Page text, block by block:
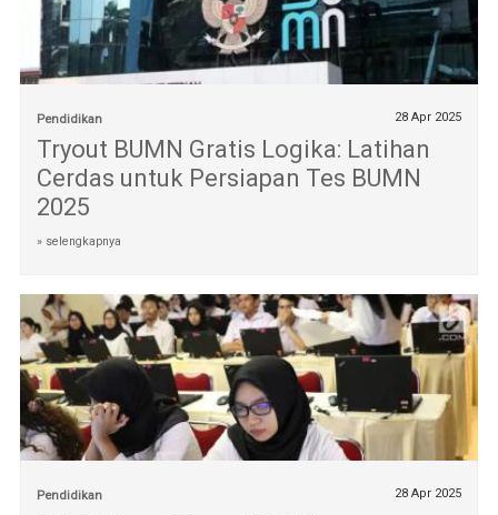
Pendidikan 28 Apr 2025
Tryout BUMN Gratis Logika: Latihan
Cerdas untuk Persiapan Tes BUMN
2025
» selengkapnya
Pendidikan 28 Apr 2025